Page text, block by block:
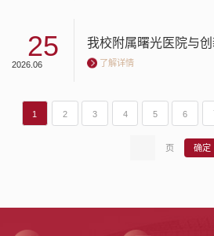
25
2026.06 了解详情
1 2 3 4 5 6
页